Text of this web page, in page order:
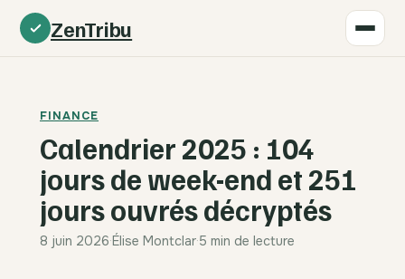
ZenTribu
FINANCE
Calendrier 2025 : 104
jours de week-end et 251
jours ouvrés décryptés
8 juin 2026·Élise Montclar·5 min de lecture